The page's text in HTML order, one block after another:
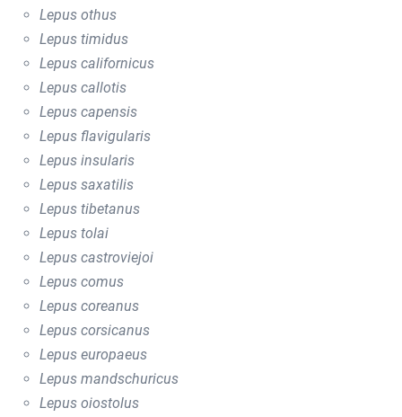
Lepus othus
Lepus timidus
Lepus californicus
Lepus callotis
Lepus capensis
Lepus flavigularis
Lepus insularis
Lepus saxatilis
Lepus tibetanus
Lepus tolai
Lepus castroviejoi
Lepus comus
Lepus coreanus
Lepus corsicanus
Lepus europaeus
Lepus mandschuricus
Lepus oiostolus